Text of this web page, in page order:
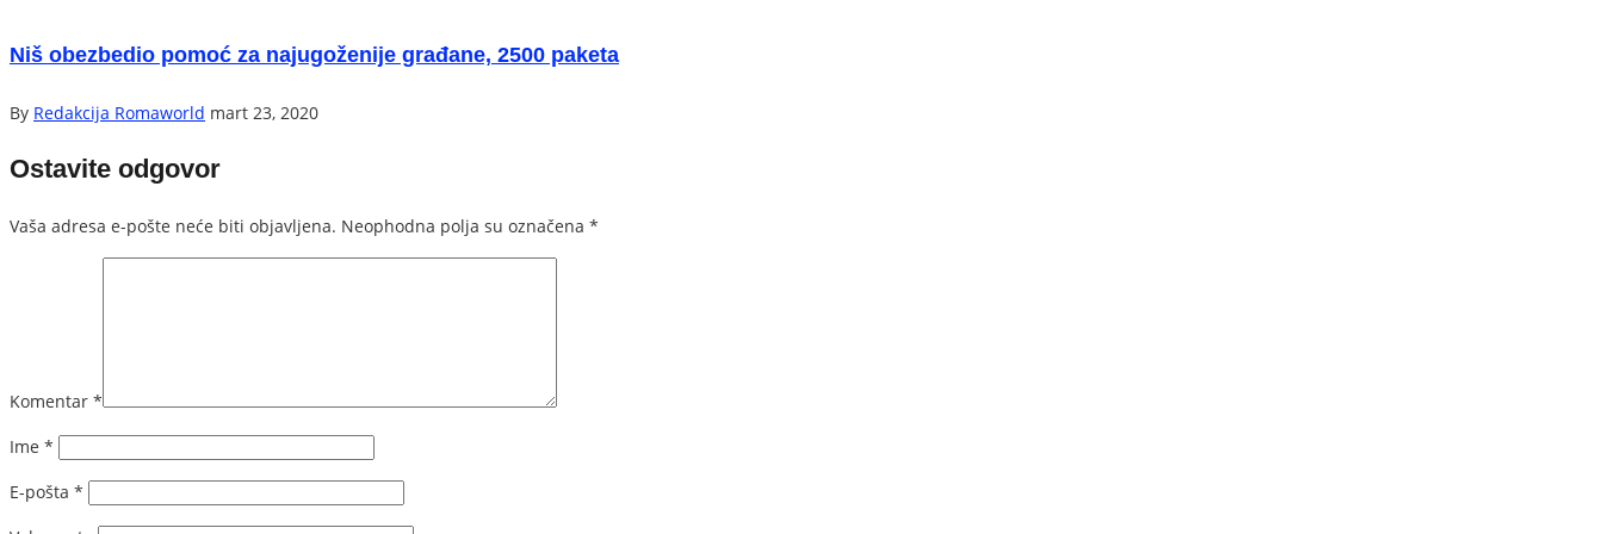
Niš obezbedio pomoć za najugoženije građane, 2500 paketa
By Redakcija Romaworld mart 23, 2020
Ostavite odgovor
Vaša adresa e-pošte neće biti objavljena. Neophodna polja su označena *
Komentar *
Ime *
E-pošta *